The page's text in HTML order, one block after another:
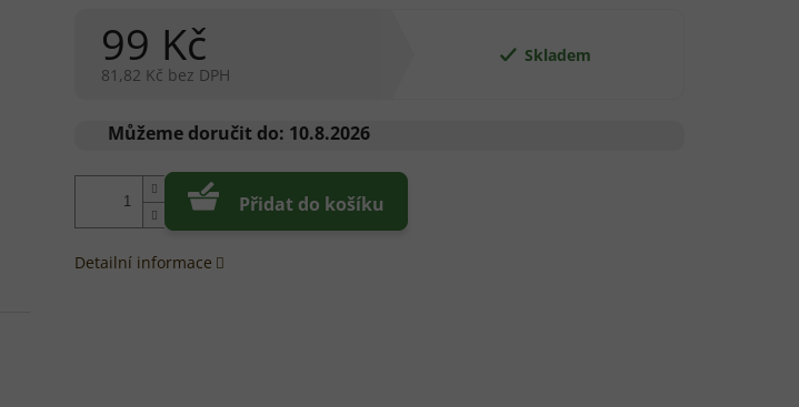
99 Kč
81,82 Kč bez DPH
cena:
Skladem
Můžeme doručit do: 10.8.2026
Přidat do košíku
Detailní informace